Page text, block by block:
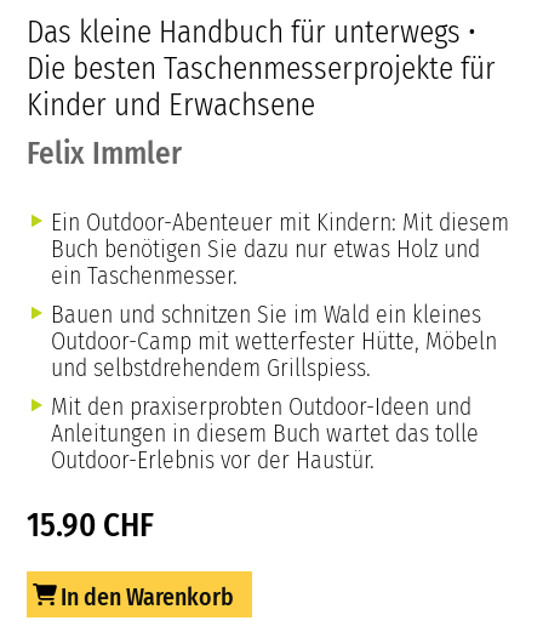
Das kleine Handbuch für unterwegs •
Die besten Taschenmesserprojekte für
Kinder und Erwachsene
Felix Immler
Ein Outdoor-Abenteuer mit Kindern: Mit diesem
Buch benötigen Sie dazu nur etwas Holz und
ein Taschenmesser.
Bauen und schnitzen Sie im Wald ein kleines
Outdoor-Camp mit wetterfester Hütte, Möbeln
und selbstdrehendem Grillspiess.
Mit den praxiserprobten Outdoor-Ideen und
Anleitungen in diesem Buch wartet das tolle
Outdoor-Erlebnis vor der Haustür.
15.90 CHF
In den Warenkorb